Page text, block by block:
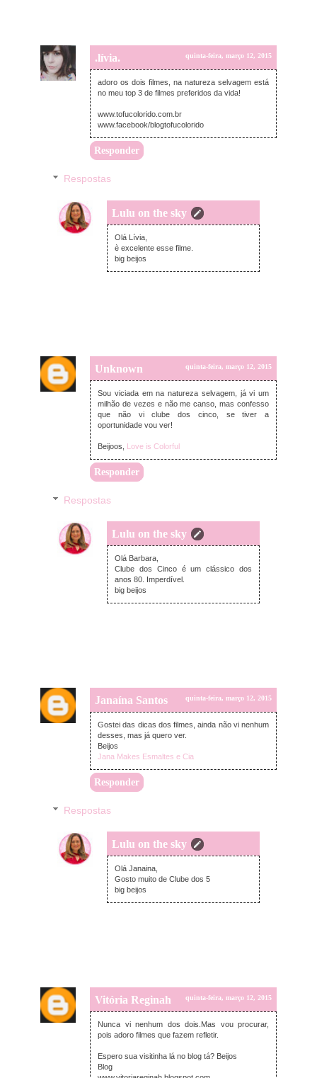
.lívia. quinta-feira, março 12, 2015
adoro os dois filmes, na natureza selvagem está
no meu top 3 de filmes preferidos da vida!
www.tofucolorido.com.br
www.facebook/blogtofucolorido
Responder
Respostas
Lulu on the sky
quinta-feira, março 12, 2015
Olá Lívia,
è excelente esse filme.
big beijos
Unknown quinta-feira, março 12, 2015
Sou viciada em na natureza selvagem, já vi um
milhão de vezes e não me canso, mas confesso
que não vi clube dos cinco, se tiver a
oportunidade vou ver!
Beijoos, Love is Colorful
Responder
Respostas
Lulu on the sky
quinta-feira, março 12, 2015
Olá Barbara,
Clube dos Cinco é um clássico dos
anos 80. Imperdível.
big beijos
Janaína Santos quinta-feira, março 12, 2015
Gostei das dicas dos filmes, ainda não vi nenhum
desses, mas já quero ver.
Beijos
Jana Makes Esmaltes e Cia
Responder
Respostas
Lulu on the sky
quinta-feira, março 12, 2015
Olá Janaina,
Gosto muito de Clube dos 5
big beijos
Vitória Reginah quinta-feira, março 12, 2015
Nunca vi nenhum dos dois.Mas vou procurar,
pois adoro filmes que fazem refletir.
Espero sua visitinha lá no blog tá? Beijos
Blog